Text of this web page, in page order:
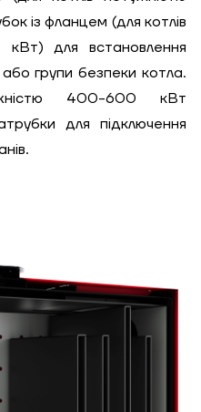
із фланцем (для котлів
для встановлення
групи безпеки котла.
400-600 кВт
для підключення